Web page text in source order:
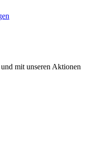
mit unseren Aktionen